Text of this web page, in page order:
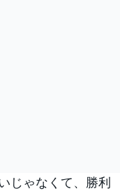
じゃなくて、勝利